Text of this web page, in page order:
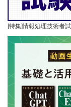
[特集]情報処理技術者